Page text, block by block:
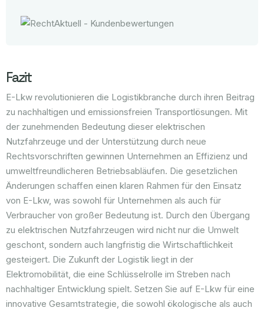
Fazit
E-Lkw revolutionieren die Logistikbranche durch ihren Beitrag
zu nachhaltigen und emissionsfreien Transportlösungen. Mit
der zunehmenden Bedeutung dieser elektrischen
Nutzfahrzeuge und der Unterstützung durch neue
Rechtsvorschriften gewinnen Unternehmen an Effizienz und
umweltfreundlicheren Betriebsabläufen. Die gesetzlichen
Änderungen schaffen einen klaren Rahmen für den Einsatz
von E-Lkw, was sowohl für Unternehmen als auch für
Verbraucher von großer Bedeutung ist. Durch den Übergang
zu elektrischen Nutzfahrzeugen wird nicht nur die Umwelt
geschont, sondern auch langfristig die Wirtschaftlichkeit
gesteigert. Die Zukunft der Logistik liegt in der
Elektromobilität, die eine Schlüsselrolle im Streben nach
nachhaltiger Entwicklung spielt. Setzen Sie auf E-Lkw für eine
innovative Gesamtstrategie, die sowohl ökologische als auch